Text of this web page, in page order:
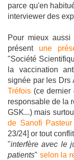
parce qu'en
interviewer des
Pour mieux
présent une
"Société
la vaccination
signée par les Drs
Tréfois (ce dernier
responsable de la
GSK...) mais
de Sanofi
23/24] or tout
"interfère avec le
patients" selon la